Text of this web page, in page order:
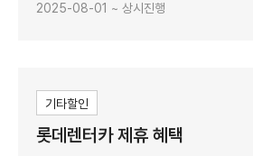
2025-08-01 ~ 상시진행
기타할인
롯데렌터카 제휴 혜택